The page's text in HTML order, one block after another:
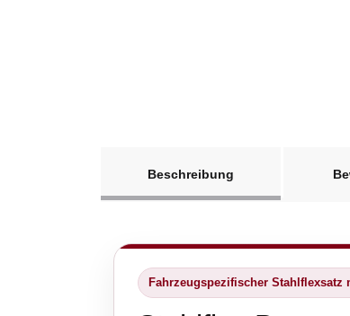
Beschreibung
Fahrzeugspezifischer Stahlflexsatz